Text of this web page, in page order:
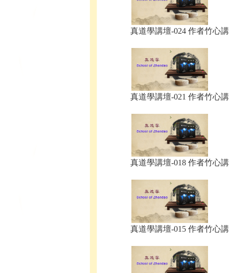
真道學講壇-024 作者竹心
真道學講壇-021 作者竹心
真道學講壇-018 作者竹心
真道學講壇-015 作者竹心